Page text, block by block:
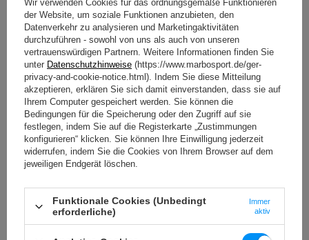
Robuste Ausführung
Unsere Boxsäcke verfügen über einen 10mm –
Reißverschluss.
die Füllung schnell und bequem zu wechseln, und
verhindert, dass die Textilreste, mit denen der Boxsack
gefüllt ist , bei stärkeren Schlägen herausfallen.
Beim Nähen verwenden wir die neueste Generation von
Wir verwenden Cookies für das ordnungsgemäße Funktionieren
der Website, um soziale Funktionen anzubieten, den
Datenverkehr zu analysieren und Marketingaktivitäten
durchzuführen - sowohl von uns als auch von unseren
vertrauenswürdigen Partnern. Weitere Informationen finden Sie
unter Datenschutzhinweise (https://www.marbosport.de/ger-
privacy-and-cookie-notice.html). Indem Sie diese Mitteilung
akzeptieren, erklären Sie sich damit einverstanden, dass sie auf
Ihrem Computer gespeichert werden. Sie können die
Bedingungen für die Speicherung oder den Zugriff auf sie
festlegen, indem Sie auf die Registerkarte „Zustimmungen
konfigurieren“ klicken. Sie können Ihre Einwilligung jederzeit
widerrufen, indem Sie die Cookies von Ihrem Browser auf dem
jeweiligen Endgerät löschen.
Funktionale Cookies (Unbedingt
erforderliche)
Immer
aktiv